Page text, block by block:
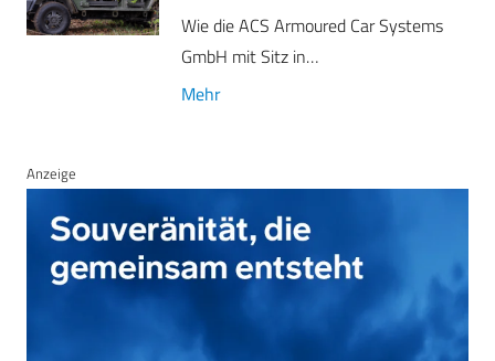
Wie die ACS Armoured Car Systems
GmbH mit Sitz in…
Mehr
Anzeige